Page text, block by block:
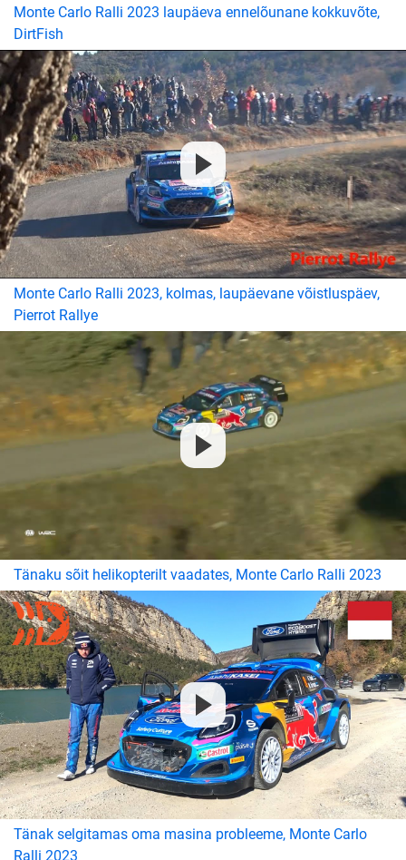
Monte Carlo Ralli 2023 laupäeva ennelõunane kokkuvõte,
DirtFish
Monte Carlo Ralli 2023, kolmas, laupäevane võistluspäev,
Pierrot Rallye
Tänaku sõit helikopterilt vaadates, Monte Carlo Ralli 2023
Tänak selgitamas oma masina probleeme, Monte Carlo
Ralli 2023